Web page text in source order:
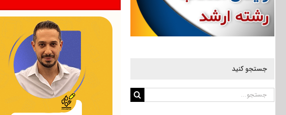
جستجو کنید
جستجو